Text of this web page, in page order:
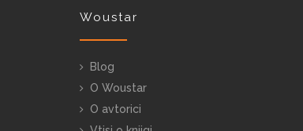
Woustar
Blog
O Woustar
O avtorici